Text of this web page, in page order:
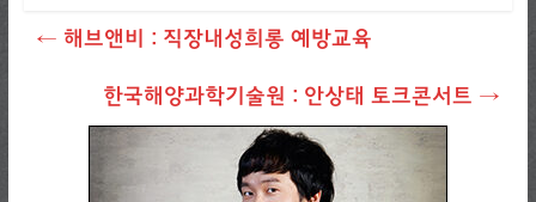
← 해브앤비 : 직장내성희롱 예방교육
한국해양과학기술원 : 안상태 토크콘서트 →